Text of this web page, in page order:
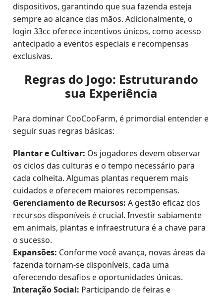
dispositivos, garantindo que sua fazenda esteja
sempre ao alcance das mãos. Adicionalmente, o
login 33cc oferece incentivos únicos, como acesso
antecipado a eventos especiais e recompensas
exclusivas.
Regras do Jogo: Estruturando
sua Experiência
Para dominar CooCooFarm, é primordial entender e
seguir suas regras básicas:
Plantar e Cultivar: Os jogadores devem observar
os ciclos das culturas e o tempo necessário para
cada colheita. Algumas plantas requerem mais
cuidados e oferecem maiores recompensas.
Gerenciamento de Recursos: A gestão eficaz dos
recursos disponíveis é crucial. Investir sabiamente
em animais, plantas e infraestrutura é a chave para
o sucesso.
Expansões: Conforme você avança, novas áreas da
fazenda tornam-se disponíveis, cada uma
oferecendo desafios e oportunidades únicas.
Interação Social: Participando de feiras e